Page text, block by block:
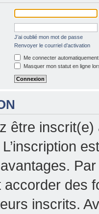
J’ai oublié mon mot de passe
Renvoyer le courriel d’activation
Me connecter
Masquer mon statut en ligne
être
accorder des
inscrits.